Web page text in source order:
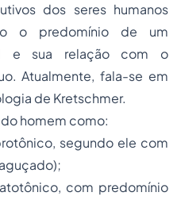
dos seres humanos
o predomínio de um
e sua relação com o
Atualmente, fala-se em
de Kretschmer.
homem como:
segundo ele com
com predomínio